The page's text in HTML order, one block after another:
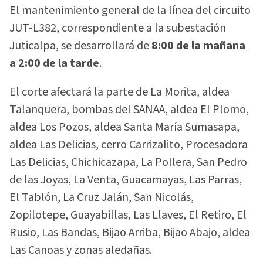
El mantenimiento general de la línea del circuito
JUT-L382, correspondiente a la subestación
Juticalpa, se desarrollará de8:00 de la mañana
a 2:00 de la tarde.
El corte afectará la parte de La Morita, aldea
Talanquera, bombas del SANAA, aldea El Plomo,
aldea Los Pozos, aldea Santa María Sumasapa,
aldea Las Delicias, cerro Carrizalito, Procesadora
Las Delicias, Chichicazapa, La Pollera, San Pedro
de las Joyas, La Venta, Guacamayas, Las Parras,
El Tablón, La Cruz Jalán, San Nicolás,
Zopilotepe, Guayabillas, Las Llaves, El Retiro, El
Rusio, Las Bandas, Bijao Arriba, Bijao Abajo, aldea
Las Canoas y zonas aledañas.